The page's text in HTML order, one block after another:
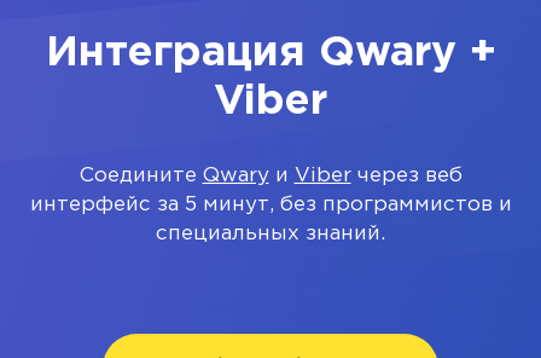
Интеграция Qwary +
Viber
Соедините Qwaryи Viberчерез веб
интерфейс за 5 минут, без программистов и
специальных знаний.